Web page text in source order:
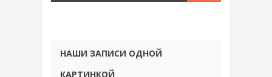
НАШИ ЗАПИСИ ОДНОЙ
КАРТИНКОЙ